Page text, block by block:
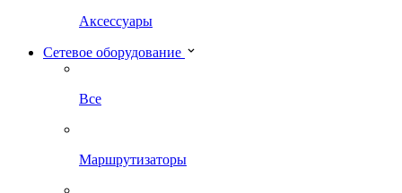
Аксессуары
Сетевое оборудование
Все
Маршрутизаторы